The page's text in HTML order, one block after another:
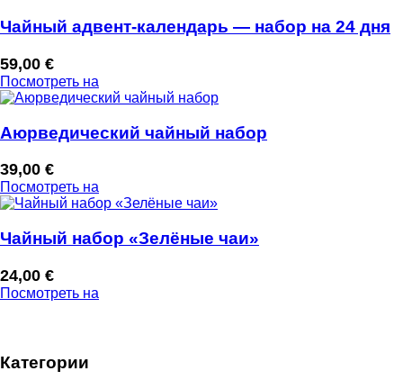
–
Чайный адвент-календарь — набор на 24 дня
59,00 €
Посмотреть на
Аюрведический чайный набор
39,00 €
Посмотреть на
Чайный набор «Зелёные чаи»
24,00 €
Посмотреть на
Категории